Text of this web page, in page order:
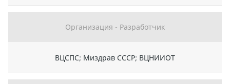
Организация - Разработчик
ВЦСПС; Миздрав СССР; ВЦНИИОТ